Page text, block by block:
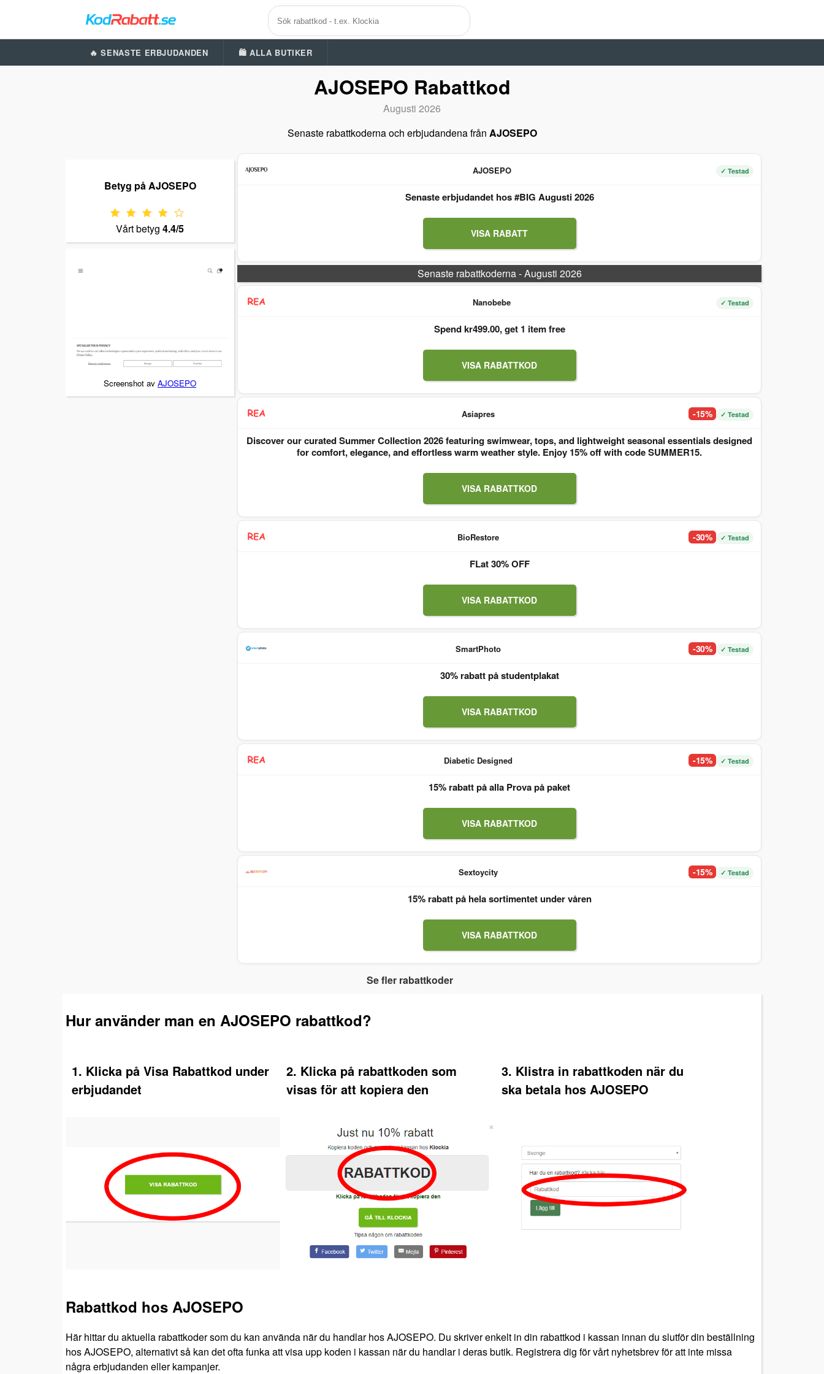
🔥 SENASTE ERBJUDANDEN 🛍️ ALLA BUTIKER
AJOSEPO Rabattkod
Augusti 2026
Senaste rabattkoderna och erbjudandena från AJOSEPO
Betyg på AJOSEPO
Vårt betyg 4.4/5
Screenshot av AJOSEPO
AJOSEPO ✓ Testad
Senaste erbjudandet hos #BIG Augusti 2026
VISA RABATT
Senaste rabattkoderna - Augusti 2026
Nanobebe ✓ Testad
Spend kr499.00, get 1 item free
VISA RABATTKOD
Asiapres -15% ✓ Testad
Discover our curated Summer Collection 2026 featuring swimwear, tops, and lightweight seasonal essentials designed
for comfort, elegance, and effortless warm weather style. Enjoy 15% off with code SUMMER15.
VISA RABATTKOD
BioRestore -30% ✓ Testad
FLat 30% OFF
VISA RABATTKOD
SmartPhoto -30% ✓ Testad
30% rabatt på studentplakat
VISA RABATTKOD
Diabetic Designed -15% ✓ Testad
15% rabatt på alla Prova på paket
VISA RABATTKOD
Sextoycity -15% ✓ Testad
15% rabatt på hela sortimentet under våren
VISA RABATTKOD
Se fler rabattkoder
Hur använder man en AJOSEPO rabattkod?
1. Klicka på Visa Rabattkod under
erbjudandet
2. Klicka på rabattkoden som
visas för att kopiera den
3. Klistra in rabattkoden när du
ska betala hos AJOSEPO
Rabattkod hos AJOSEPO
Här hittar du aktuella rabattkoder som du kan använda när du handlar hos AJOSEPO. Du skriver enkelt in din rabattkod i kassan innan du slutför din beställning
hos AJOSEPO, alternativt så kan det ofta funka att visa upp koden i kassan när du handlar i deras butik. Registrera dig för vårt nyhetsbrev för att inte missa
några erbjudanden eller kampanjer.